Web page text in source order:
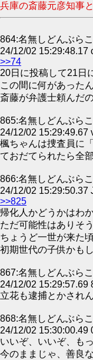
兵庫の斎藤元彦知事
864:名無しどんぶらこ
24/12/02 15:29:48.17
>>74
20日に投稿して21日
この間に何があった
斎藤が弁護士頼んだ
865:名無しどんぶらこ
24/12/02 15:29:49.67
楓ちゃんは捜査員に
ておだてられたら全
866:名無しどんぶらこ
24/12/02 15:29:50.37
>>825
帰化人かどうかはわ
ただ可能性はありそ
ちょうど一世が来た
初期世代の子供かも
867:名無しどんぶらこ
24/12/02 15:29:57.69
立花も逮捕とかされ
868:名無しどんぶらこ
24/12/02 15:30:00.49
いいぞ、いいぞ、も
今のままじゃ、善良